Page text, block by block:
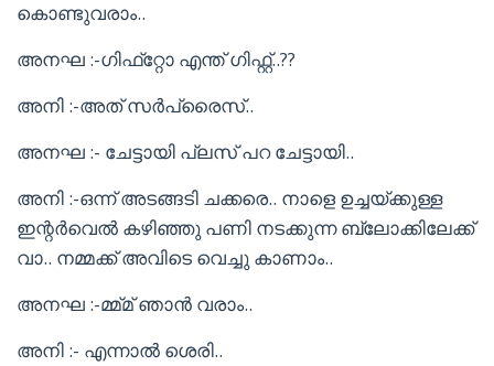
കൊണ്ടുവരാം..
അനഘ :-ഗിഫ്‌റ്റോ എന്ത് ഗിഫ്റ്റ്..??
അനി :-അത് സർപ്രൈസ്..
അനഘ :- ചേട്ടായി പ്ലസ് പറ ചേട്ടായി..
അനി :-ഒന്ന് അടങ്ങടി ചക്കരെ.. നാളെ ഉച്ചയ്ക്കുള്ള
ഇന്റർവെൽ കഴിഞ്ഞു പണി നടക്കുന്ന ബ്ലോക്കിലേക്ക്
വാ.. നമ്മക്ക് അവിടെ വെച്ചു കാണാം..
അനഘ :-മ്മ്മ് ഞാൻ വരാം..
അനി :- എന്നാൽ ശെരി..